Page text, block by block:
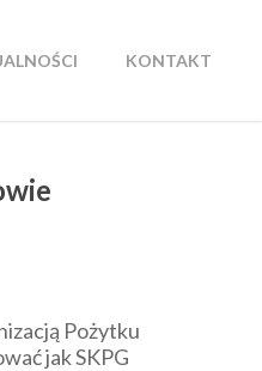
KONTAKT
Pożytku
jak SKPG